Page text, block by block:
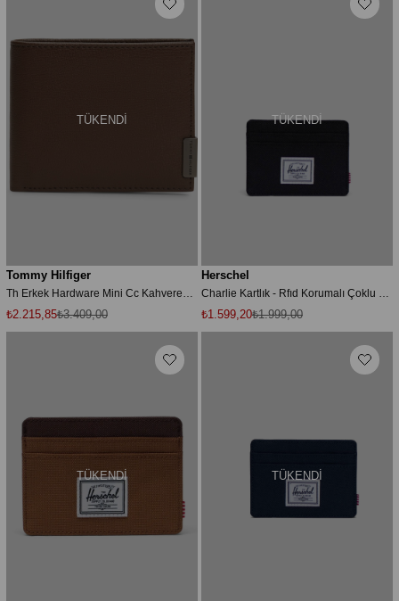
TÜKENDI
Tommy Hilfiger
₺2.215,85₺3.409,00
TÜKENDI
Herschel
₺1.599,20₺1.999,00
TÜKENDI TÜKENDI